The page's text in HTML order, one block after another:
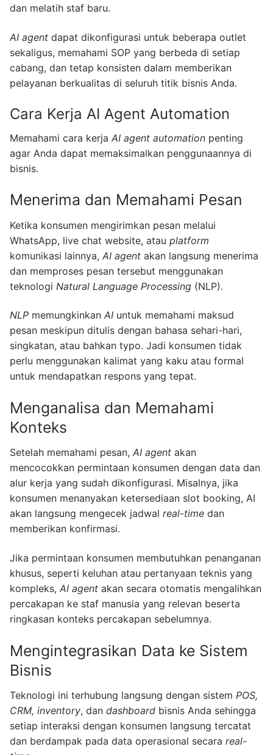
dan melatih staf baru.
AI agent dapat dikonfigurasi untuk beberapa outlet
sekaligus, memahami SOP yang berbeda di setiap
cabang, dan tetap konsisten dalam memberikan
pelayanan berkualitas di seluruh titik bisnis Anda.
Cara Kerja AI Agent Automation
Memahami cara kerja AI agent automation penting
agar Anda dapat memaksimalkan penggunaannya di
bisnis.
Menerima dan Memahami Pesan
Ketika konsumen mengirimkan pesan melalui
WhatsApp, live chat website, atau platform
komunikasi lainnya, AI agent akan langsung menerima
dan memproses pesan tersebut menggunakan
teknologi Natural Language Processing (NLP).
NLP memungkinkan AI untuk memahami maksud
pesan meskipun ditulis dengan bahasa sehari-hari,
singkatan, atau bahkan typo. Jadi konsumen tidak
perlu menggunakan kalimat yang kaku atau formal
untuk mendapatkan respons yang tepat.
Menganalisa dan Memahami
Konteks
Setelah memahami pesan, AI agent akan
mencocokkan permintaan konsumen dengan data dan
alur kerja yang sudah dikonfigurasi. Misalnya, jika
konsumen menanyakan ketersediaan slot booking, AI
akan langsung mengecek jadwal real-time dan
memberikan konfirmasi.
Jika permintaan konsumen membutuhkan penanganan
khusus, seperti keluhan atau pertanyaan teknis yang
kompleks, AI agent akan secara otomatis mengalihkan
percakapan ke staf manusia yang relevan beserta
ringkasan konteks percakapan sebelumnya.
Mengintegrasikan Data ke Sistem
Bisnis
Teknologi ini terhubung langsung dengan sistem POS,
CRM, inventory, dan dashboard bisnis Anda sehingga
setiap interaksi dengan konsumen langsung tercatat
dan berdampak pada data operasional secara real-